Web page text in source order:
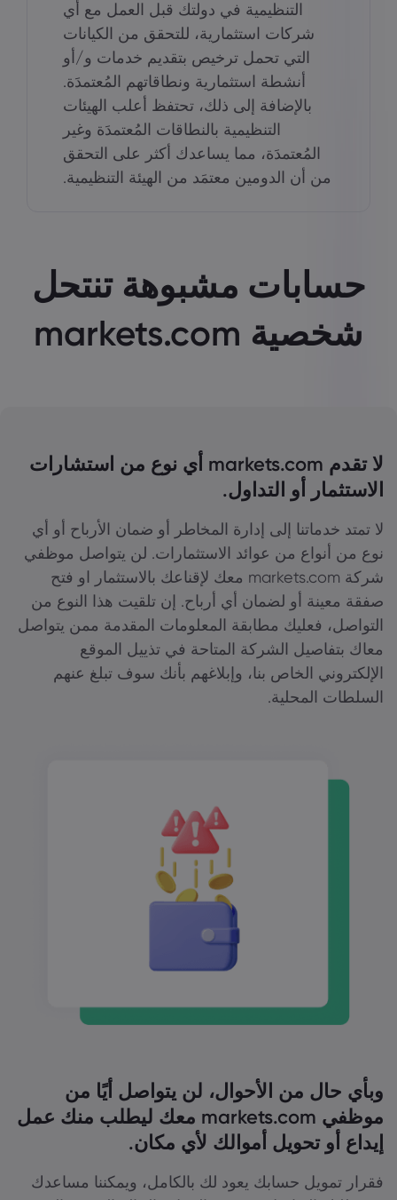
التنظيمية في دولتك قبل العمل مع أي
شركات استثمارية، للتحقق من الكيانات
التي تحمل ترخيص بتقديم خدمات و/أو
أنشطة استثمارية ونطاقاتهم المُعتمدَة.
بالإضافة إلى ذلك، تحتفظ أعلب الهيئات
التنظيمية بالنطاقات المُعتمدَة وغير
المُعتمدَة، مما يساعدك أكثر على التحقق
من أن الدومين معتمَد من الهيئة التنظيمية.
حسابات مشبوهة تنتحل
شخصية markets.com
لا تقدم markets.com أي نوع من استشارات
الاستثمار أو التداول.
لا تمتد خدماتنا إلى إدارة المخاطر أو ضمان الأرباح أو أي
نوع من أنواع من عوائد الاستثمارات. لن يتواصل موظفي
شركة markets.com معك لإقناعك بالاستثمار او فتح
صفقة معينة أو لضمان أي أرباح. إن تلقيت هذا النوع من
التواصل، فعليك مطابقة المعلومات المقدمة ممن يتواصل
معاك بتفاصيل الشركة المتاحة في تذييل الموقع
الإلكتروني الخاص بنا، وإبلاغهم بأنك سوف تبلغ عنهم
السلطات المحلية.
وبأي حال من الأحوال، لن يتواصل أيًا من
موظفي markets.com معك ليطلب منك عمل
إيداع أو تحويل أموالك لأي مكان.
فقرار تمويل حسابك يعود لك بالكامل، ويمكننا مساعدك